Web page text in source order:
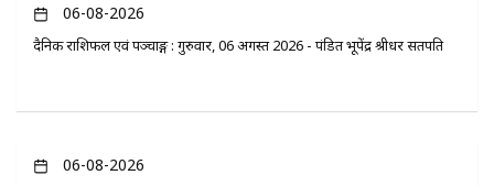
06-08-2026
दैनिक राशिफल एवं पञ्चाङ्ग : गुरुवार, 06 अगस्त 2026 - पंडित भूपेंद्र श्रीधर सतपति
06-08-2026